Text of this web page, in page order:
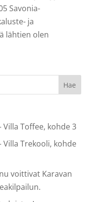
Savonia-
ja
lähtien olen
Toffee, kohde 3
Villa Trekooli, kohde
voittivat Karavan